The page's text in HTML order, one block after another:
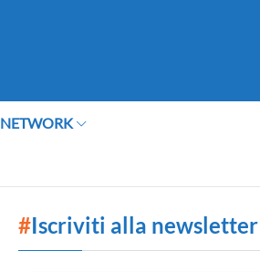
NETWORK
#Iscriviti alla newsletter